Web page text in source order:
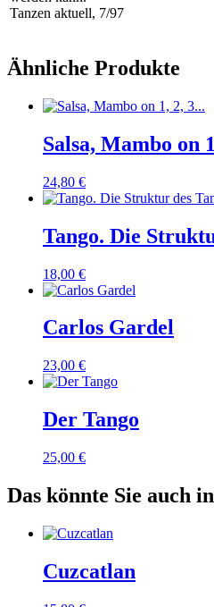
Tanzen aktuell, 7/97
Ähnliche Produkte
Salsa, Mambo on
24,80 €
Tango. Die
18,00 €
Carlos Gardel
23,00 €
Der Tango
25,00 €
Das könnte Sie auch
Cuzcatlan